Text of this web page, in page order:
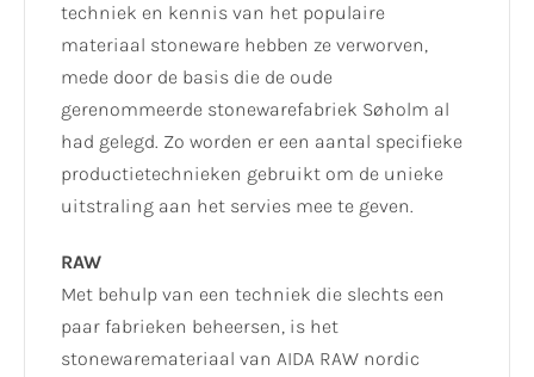
techniek en kennis van het populaire
materiaal stoneware hebben ze verworven,
mede door de basis die de oude
gerenommeerde stonewarefabriek Søholm al
had gelegd. Zo worden er een aantal specifieke
productietechnieken gebruikt om de unieke
uitstraling aan het servies mee te geven.
RAW
Met behulp van een techniek die slechts een
paar fabrieken beheersen, is het
stonewaremateriaal van AIDA RAW nordic